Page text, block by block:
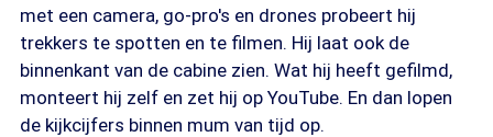
met een camera, go-pro's en drones probeert hij
trekkers te spotten en te filmen. Hij laat ook de
binnenkant van de cabine zien. Wat hij heeft gefilmd,
monteert hij zelf en zet hij op YouTube. En dan lopen
de kijkcijfers binnen mum van tijd op.